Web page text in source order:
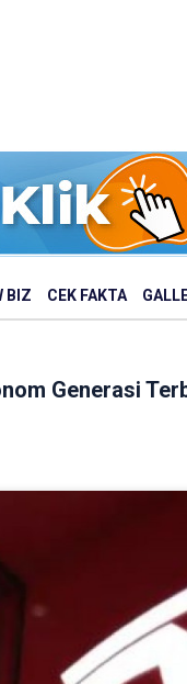
BIZ CEK FAKTA
Generasi